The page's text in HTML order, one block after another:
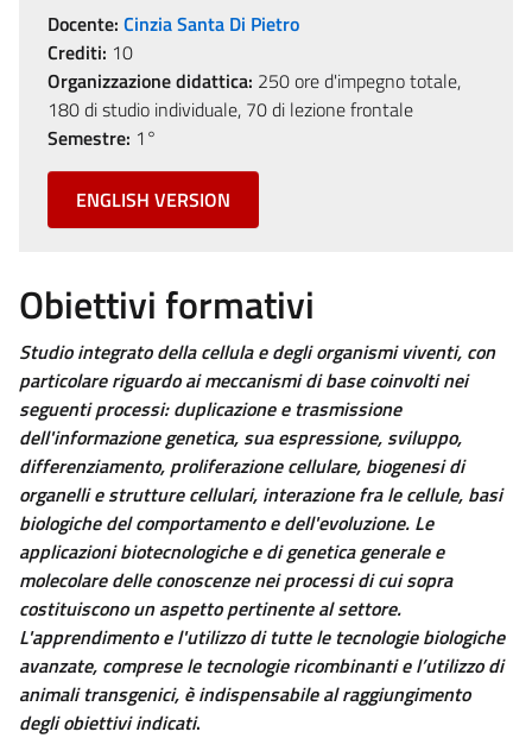
Docente: Cinzia Santa Di Pietro
Crediti: 10
Organizzazione didattica: 250 ore d'impegno totale,
180 di studio individuale, 70 di lezione frontale
Semestre: 1°
ENGLISH VERSION
Obiettivi formativi
Studio integrato della cellula e degli organismi viventi, con
particolare riguardo ai meccanismi di base coinvolti nei
seguenti processi: duplicazione e trasmissione
dell'informazione genetica, sua espressione, sviluppo,
differenziamento, proliferazione cellulare, biogenesi di
organelli e strutture cellulari, interazione fra le cellule, basi
biologiche del comportamento e dell'evoluzione. Le
applicazioni biotecnologiche e di genetica generale e
molecolare delle conoscenze nei processi di cui sopra
costituiscono un aspetto pertinente al settore.
L'apprendimento e l'utilizzo di tutte le tecnologie biologiche
avanzate, comprese le tecnologie ricombinanti e l’utilizzo di
animali transgenici, è indispensabile al raggiungimento
degli obiettivi indicati.